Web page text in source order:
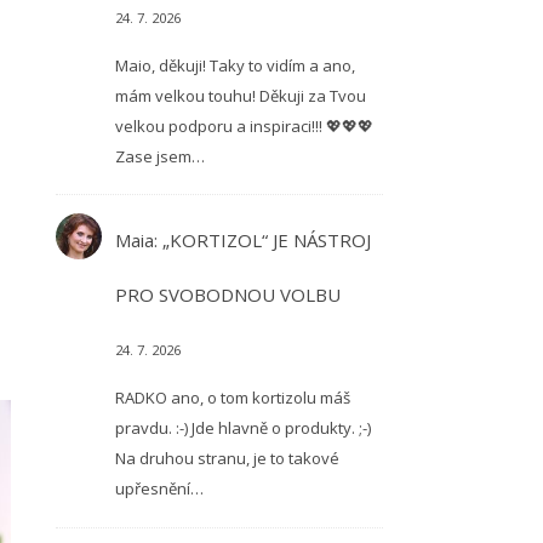
24. 7. 2026
Maio, děkuji! Taky to vidím a ano,
mám velkou touhu! Děkuji za Tvou
velkou podporu a inspiraci!!! 💖💖💖
Zase jsem…
Maia: „KORTIZOL“ JE NÁSTROJ
PRO SVOBODNOU VOLBU
24. 7. 2026
RADKO ano, o tom kortizolu máš
pravdu. :-) Jde hlavně o produkty. ;-)
Na druhou stranu, je to takové
upřesnění…